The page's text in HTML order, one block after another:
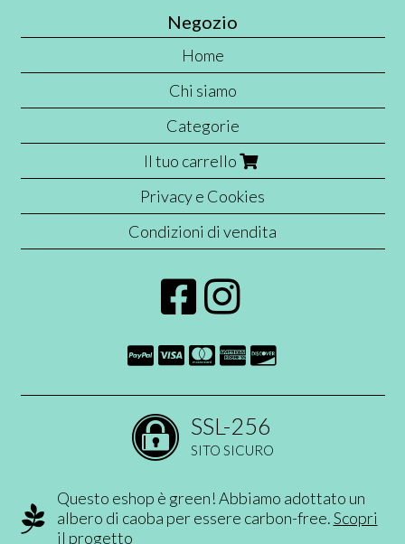
Negozio
Home
Chi siamo
Categorie
Il tuo carrello
Privacy e Cookies
Condizioni di vendita
SSL-256
SITO SICURO
Questo eshop è green! Abbiamo adottato un
albero di caoba per essere carbon-free.Scopri
il progetto